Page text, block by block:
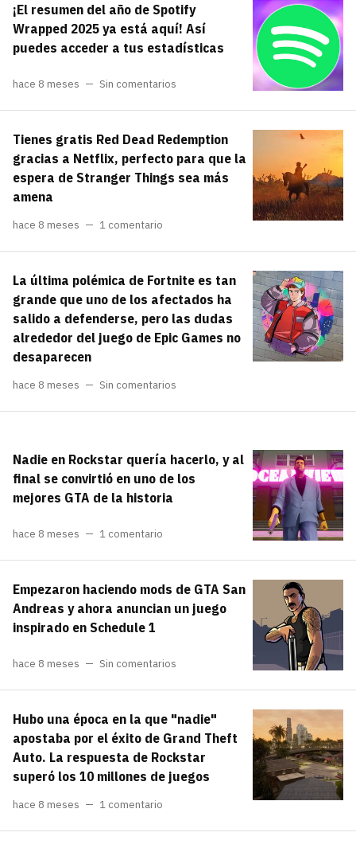
¡El resumen del año de Spotify
Wrapped 2025 ya está aquí! Así
puedes acceder a tus estadísticas
hace 8 meses Sin comentarios
Tienes gratis Red Dead Redemption
gracias a Netflix, perfecto para que la
espera de Stranger Things sea más
amena
hace 8 meses 1 comentario
La última polémica de Fortnite es tan
grande que uno de los afectados ha
salido a defenderse, pero las dudas
alrededor del juego de Epic Games no
desaparecen
hace 8 meses Sin comentarios
Nadie en Rockstar quería hacerlo, y al
final se convirtió en uno de los
mejores GTA de la historia
hace 8 meses 1 comentario
Empezaron haciendo mods de GTA San
Andreas y ahora anuncian un juego
inspirado en Schedule 1
hace 8 meses Sin comentarios
Hubo una época en la que "nadie"
apostaba por el éxito de Grand Theft
Auto. La respuesta de Rockstar
superó los 10 millones de juegos
hace 8 meses 1 comentario